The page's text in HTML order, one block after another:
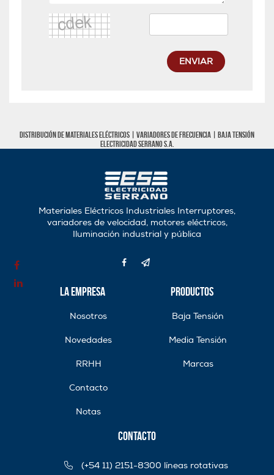
ENVIAR
Distribución de materiales eléctricos | Variadores de frecuencia | Baja tensión
Electricidad Serrano S.A.
Materiales Eléctricos Industriales Interruptores,
variadores de velocidad, motores eléctricos,
Iluminación industrial y pública
La Empresa
Nosotros
Novedades
RRHH
Contacto
Notas
Productos
Baja Tensión
Media Tensión
Marcas
Contacto
(+54 11) 2151-8300 líneas rotativas